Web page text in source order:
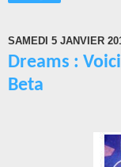
SAMEDI 5 JANVIER
Dreams :
Beta